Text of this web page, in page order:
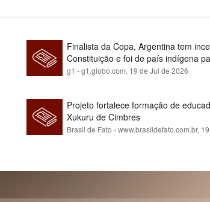
Finalista da Copa, Argentina tem
Constituição e foi de país indígena
g1 - g1.globo.com, 19 de Jul de 2026
Projeto fortalece formação de
Xukuru de Cimbres
Brasil de Fato - www.brasildefato.com.br,